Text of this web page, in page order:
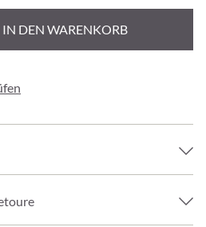
IN DEN WARENKORB